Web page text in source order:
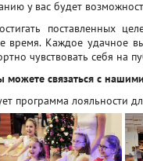
у вас будет
поставленных
время. Каждое удачное
чувствовать себя на
связаться с
программа лояльности